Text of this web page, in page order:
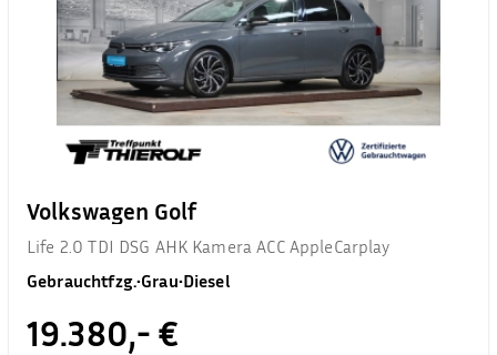
Volkswagen Golf
Life 2.0 TDI DSG AHK Kamera ACC AppleCarplay
Gebrauchtfzg.•Grau•Diesel
19.380,- €